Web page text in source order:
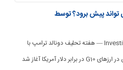
تواند پیش برود؟ توسط
[ad_1] Investing.com — هفته تحلیف دونالد ترامپ با
افزایش تسهیلاتی در ارزهای G10 در برابر دلار آمریکا آغاز شد